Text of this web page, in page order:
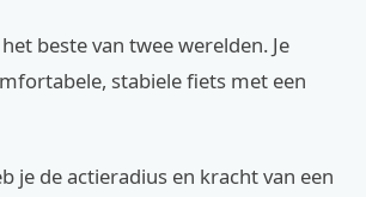
beste van twee werelden. Je
stabiele fiets met een
je de actieradius en kracht van een